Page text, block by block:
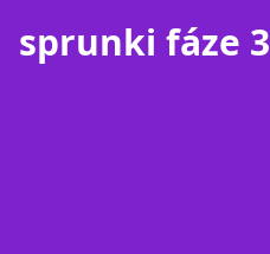
sprunki fáze 3